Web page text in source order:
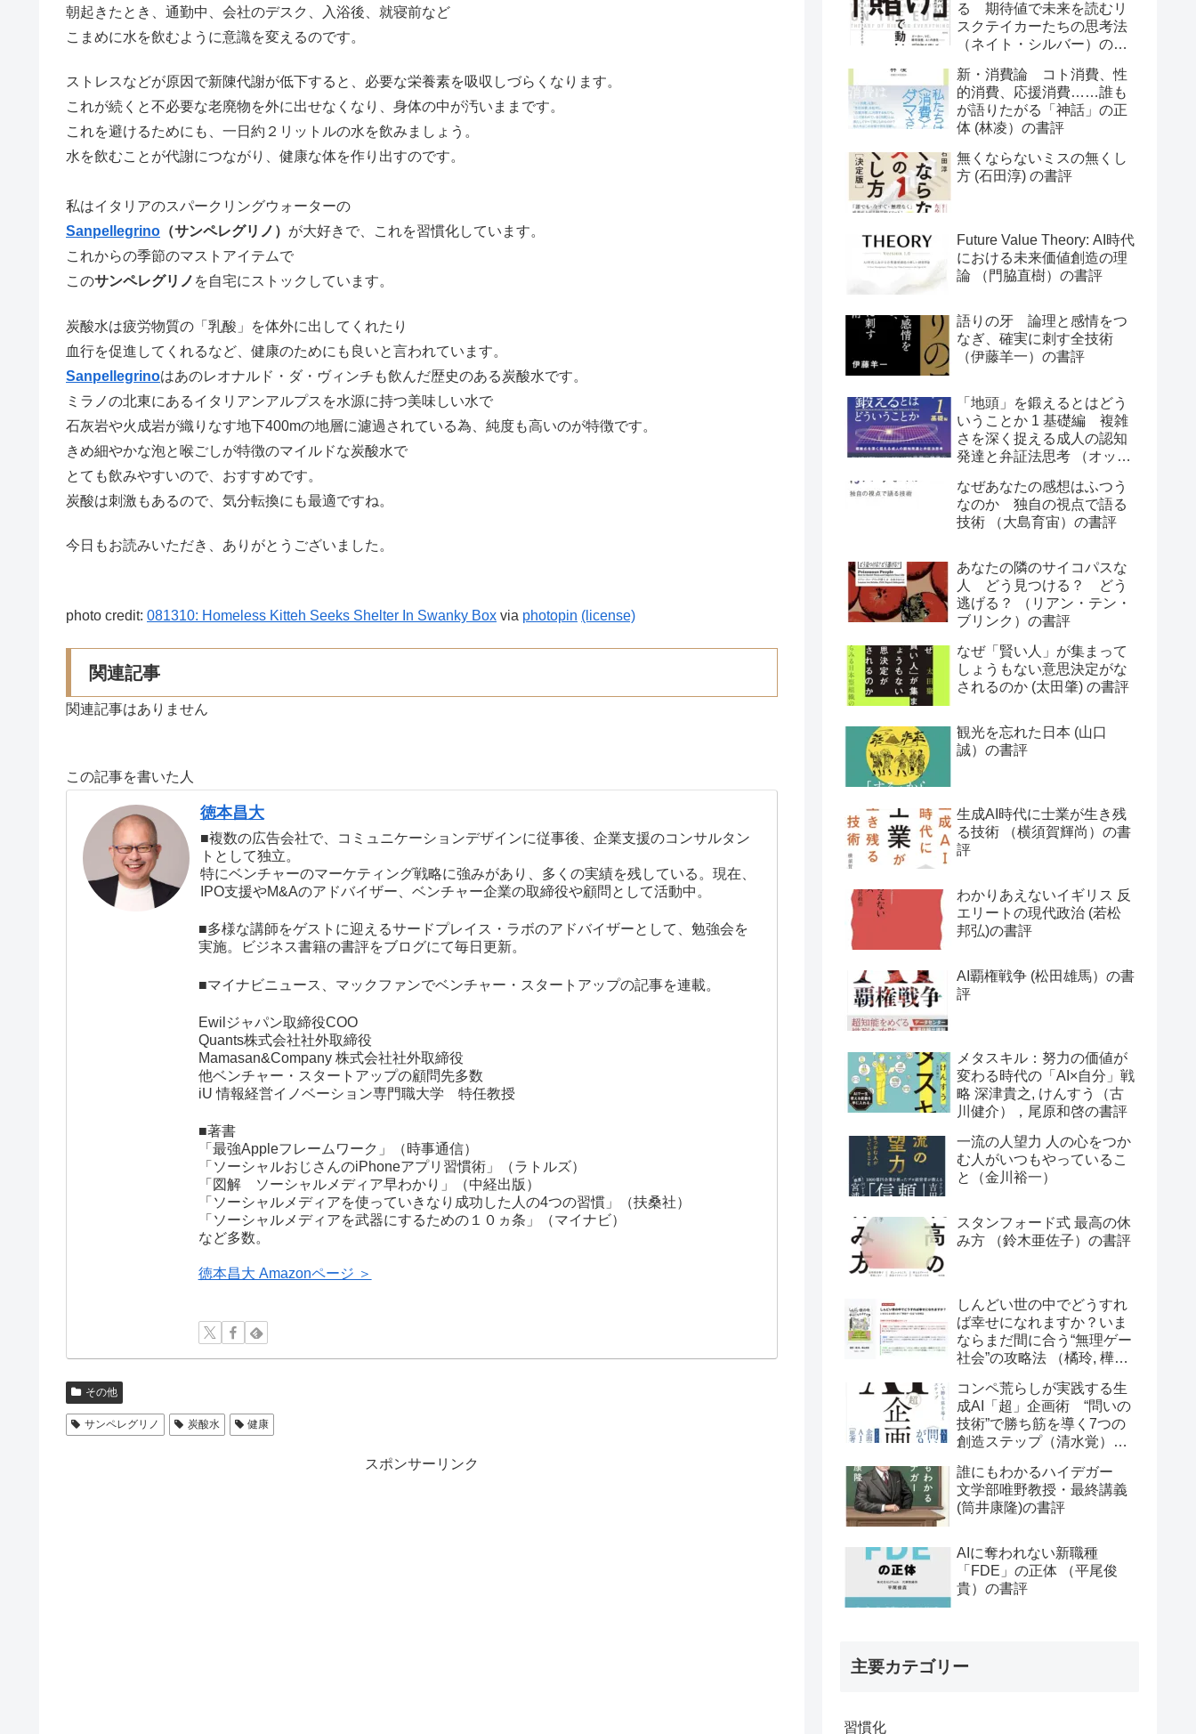
朝起きたとき、通勤中、会社のデスク、入浴後、就寝前など
こまめに水を飲むように意識を変えるのです。
ストレスなどが原因で新陳代謝が低下すると、必要な栄養素を吸収しづらくなります。
これが続くと不必要な老廃物を外に出せなくなり、身体の中が汚いままです。
これを避けるためにも、一日約２リットルの水を飲みましょう。
水を飲むことが代謝につながり、健康な体を作り出すのです。
私はイタリアのスパークリングウォーターの
Sanpellegrino （サンペレグリノ） が大好きで、これを習慣化しています。
これからの季節のマストアイテムで
このサンペレグリノ を自宅にストックしています。
炭酸水は疲労物質の「乳酸」を体外に出してくれたり
血行を促進してくれるなど、健康のためにも良いと言われています。
Sanpellegrinoはあのレオナルド・ダ・ヴィンチも飲んだ歴史のある炭酸水です。
ミラノの北東にあるイタリアンアルプスを水源に持つ美味しい水で
石灰岩や火成岩が織りなす地下400mの地層に濾過されている為、純度も高いのが特徴です。
きめ細やかな泡と喉ごしが特徴のマイルドな炭酸水で
とても飲みやすいので、おすすめです。
炭酸は刺激もあるので、気分転換にも最適ですね。
今日もお読みいただき、ありがとうございました。
photo credit: 081310: Homeless Kitteh Seeks Shelter In Swanky Box via photopin (license)
関連記事
関連記事はありません
この記事を書いた人
徳本昌大
■複数の広告会社で、コミュニケーションデザインに従事後、企業支援のコンサルタン
トとして独立。
特にベンチャーのマーケティング戦略に強みがあり、多くの実績を残している。現在、
IPO支援やM&Aのアドバイザー、ベンチャー企業の取締役や顧問として活動中。
■多様な講師をゲストに迎えるサードプレイス・ラボのアドバイザーとして、勉強会を
実施。ビジネス書籍の書評をブログにて毎日更新。
■マイナビニュース、マックファンでベンチャー・スタートアップの記事を連載。
Ewilジャパン取締役COO
Quants株式会社社外取締役
Mamasan&Company 株式会社社外取締役
他ベンチャー・スタートアップの顧問先多数
iU 情報経営イノベーション専門職大学 特任教授
■著書
「最強Appleフレームワーク」（時事通信）
「ソーシャルおじさんのiPhoneアプリ習慣術」（ラトルズ）
「図解 ソーシャルメディア早わかり」（中経出版）
「ソーシャルメディアを使っていきなり成功した人の4つの習慣」（扶桑社）
「ソーシャルメディアを武器にするための１０ヵ条」（マイナビ）
など多数。
徳本昌大 Amazonページ ＞
その他
サンペレグリノ 炭酸水 健康
スポンサーリンク
る 期待値で未来を読むリ
スクテイカーたちの思考法
（ネイト・シルバー）の書
新・消費論 コト消費、性
的消費、応援消費……誰も
が語りたがる「神話」の正
体 (林凌）の書評
無くならないミスの無くし
方 (石田淳) の書評
Future Value Theory: AI時代
における未来価値創造の理
論 （門脇直樹）の書評
語りの牙 論理と感情をつ
なぎ、確実に刺す全技術
（伊藤羊一）の書評
「地頭」を鍛えるとはどう
いうことか 1 基礎編 複雑
さを深く捉える成人の認知
発達と弁証法思考 （オット
なぜあなたの感想はふつう
なのか 独自の視点で語る
技術 （大島育宙）の書評
あなたの隣のサイコパスな
人 どう見つける？ どう
逃げる？ （リアン・テン・
ブリンク）の書評
なぜ「賢い人」が集まって
しょうもない意思決定がな
されるのか (太田肇) の書評
観光を忘れた日本 (山口
誠）の書評
生成AI時代に士業が生き残
る技術 （横須賀輝尚）の書
評
わかりあえないイギリス 反
エリートの現代政治 (若松
邦弘)の書評
AI覇権戦争 (松田雄馬）の書
評
メタスキル：努力の価値が
変わる時代の「AI×自分」戦
略 深津貴之, けんすう（古
川健介），尾原和啓の書評
一流の人望力 人の心をつか
む人がいつもやっているこ
と（金川裕一）
スタンフォード式 最高の休
み方 （鈴木亜佐子）の書評
しんどい世の中でどうすれ
ば幸せになれますか？いま
ならまだ間に合う“無理ゲー
社会”の攻略法 （橘玲, 樺山
コンペ荒らしが実践する生
成AI「超」企画術 “問いの
技術”で勝ち筋を導く7つの
創造ステップ（清水覚）の
誰にもわかるハイデガー
文学部唯野教授・最終講義
(筒井康隆)の書評
AIに奪われない新職種
「FDE」の正体 （平尾俊
貴）の書評
主要カテゴリー
習慣化